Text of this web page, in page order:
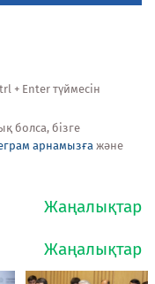
+ Enter түймесін
болса, бізге
арнамызға және